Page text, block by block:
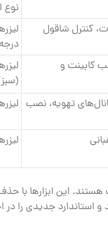
نوع
کنترل شاقول
درجه
کابینت و
تهویه، نصب
هستند. این ابزارها با
جدیدی را در